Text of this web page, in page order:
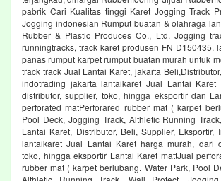
pabrik Cari Kualitas tinggi Karet Jogging Track
Jogging indonesian Rumput buatan & olahraga
Rubber & Plastic Produces Co., Ltd. Jogging
runningtracks, track karet produsen FN D150435.
panas rumput karpet rumput buatan murah untuk
track track Jual Lantai Karet, jakarta
indotrading jakarta lantaikaret Jual Lantai Karet
distributor, supplier, toko, hingga eksportir dan
perforated matPerforared rubber mat ( karpet
Pool Deck, Jogging Track, Althletic Running
Lantai Karet, Distributor, Beli, Supplier, Eksportir,
lantaikaret Jual Lantai Karet harga murah, dari
toko, hingga eksportir Lantai Karet mattJual
rubber mat ( karpet berlubang. Water Park, Pool